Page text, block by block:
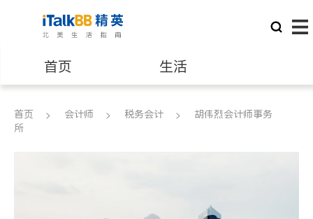
首页 生活
医生 律师
首页 会计师 税务会计
胡伟烈会计师事务
所